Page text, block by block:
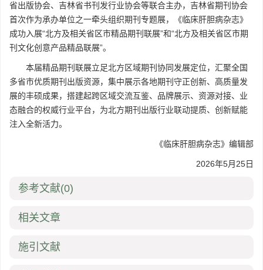
省出版协会、吉林省书刊发行业协会等联合主办，吉林省期刊协会
首次作为承办单位之一牵头组织期刊专题展，《临床肝胆病杂志》
成功入展“北方及相关省区市精品期刊联展”和“北方及相关省区市期
刊文化创意产品精品联展”。
本届精品期刊联展立足北方区域期刊协同发展定位，汇聚全国
多省市优质期刊出版资源，集中展示各地期刊守正创新、高质量发
展的丰硕成果，搭建起跨区域交流互鉴、品牌展示、资源对接、业
态融合的权威行业平台，为北方期刊出版行业联动提质、创新赋能
注入全新活力。
《临床肝胆病杂志》编辑部
2026年5月25日
参考文献(0)
相关文章
施引文献